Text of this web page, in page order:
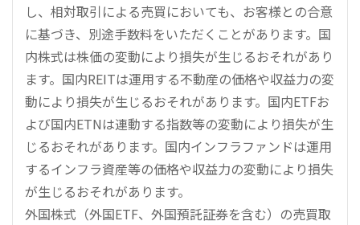
し、相対取引による売買においても、お客様との合意
に基づき、別途手数料をいただくことがあります。国
内株式は株価の変動により損失が生じるおそれがあり
ます。国内REITは運用する不動産の価格や収益力の変
動により損失が生じるおそれがあります。国内ETFお
よび国内ETNは連動する指数等の変動により損失が生
じるおそれがあります。国内インフラファンドは運用
するインフラ資産等の価格や収益力の変動により損失
が生じるおそれがあります。
外国株式（外国ETF、外国預託証券を含む）の売買取